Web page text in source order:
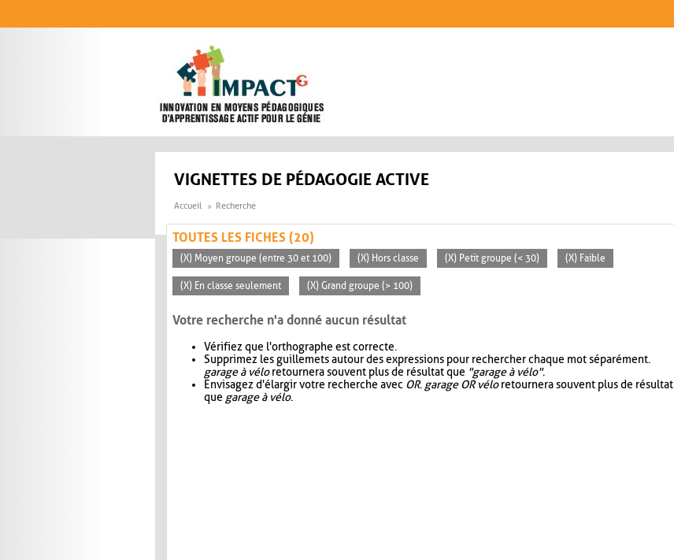
VIGNETTES DE PÉDAGOGIE ACTIVE
Accueil Recherche
TOUTES LES FICHES (20)
(X) Moyen groupe (entre 30 et 100) (X) Hors classe (X) Petit groupe (< 30) (X) Faible
(X) En classe seulement (X) Grand groupe (> 100)
Votre recherche n'a donné aucun résultat
Vérifiez que l'orthographe est correcte.
Supprimez les guillemets autour des expressions pour rechercher chaque mot séparément.
garage à véloretournera souvent plus de résultat que "garage à vélo".
Envisagez d'élargir votre recherche avec OR. garage OR véloretournera souvent plus de résultat
que garage à vélo.